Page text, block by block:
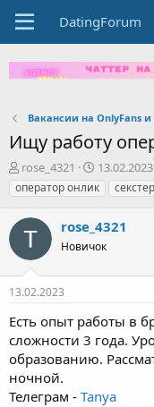
DatingForum
Вакансии на OnlyFans
Ищу работу
А
в
т
о
р
е
м
ы
rose_4321
Д
а
т
н
а
а
13.02.2023
оператор онлик
rose_4321
Новичок
13.02.2023
Есть опыт работы в
сложности 3 года.
образованию.
ночной.
Телеграм - Tanya